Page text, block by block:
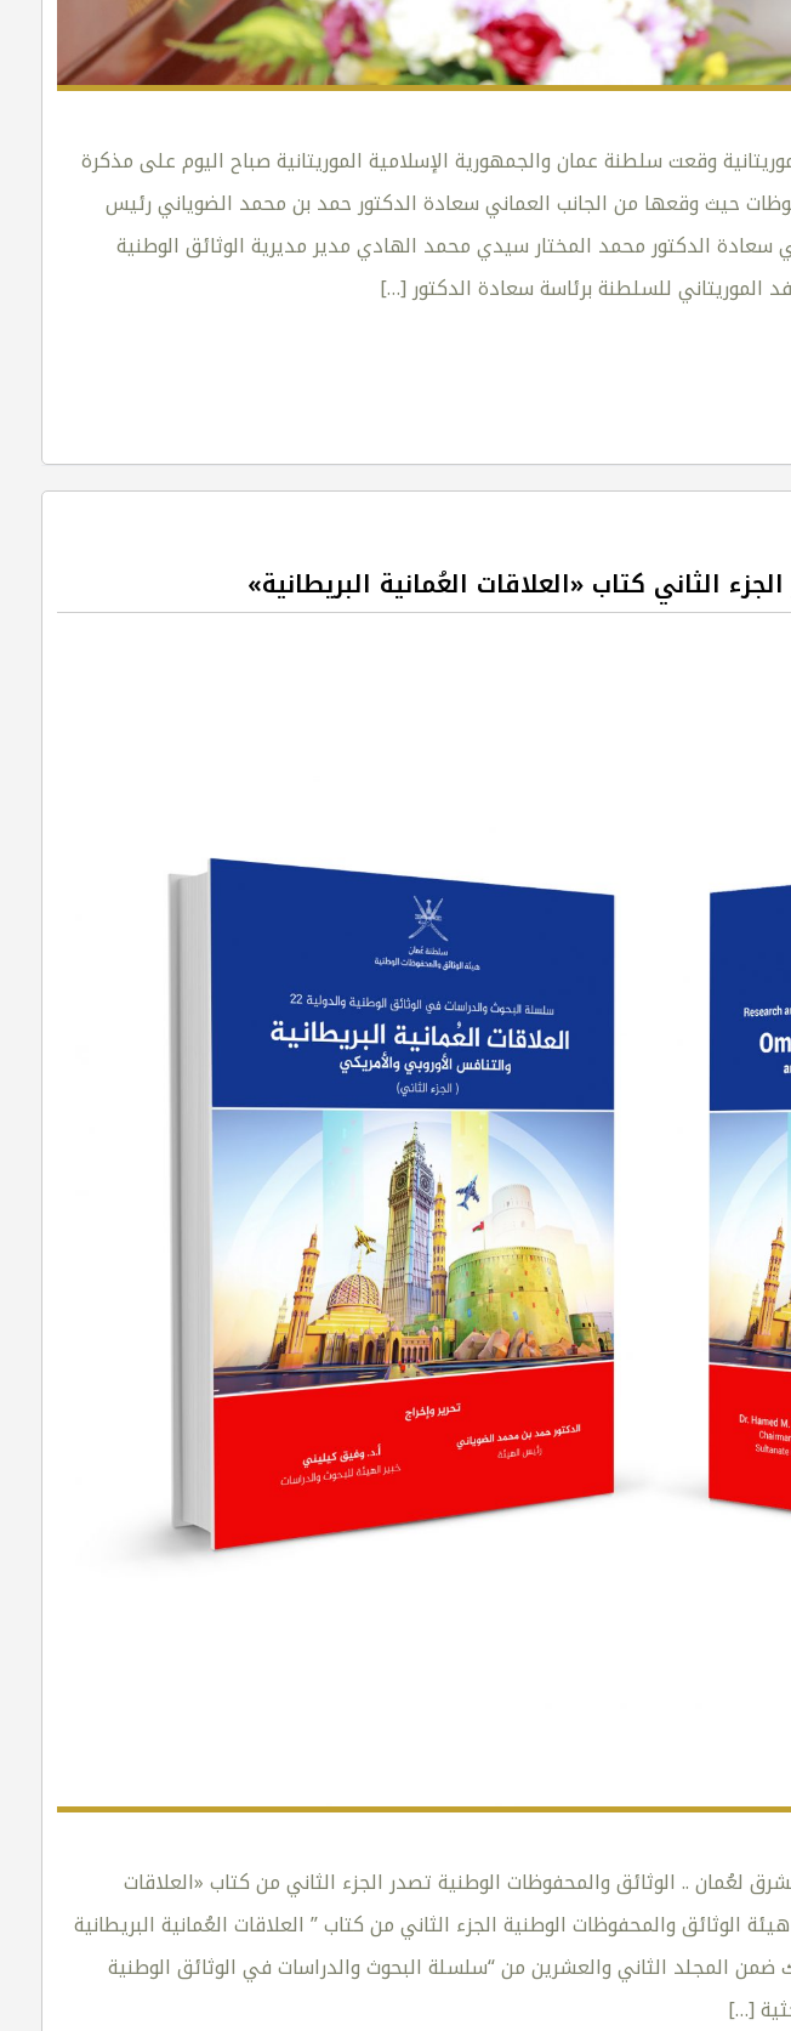
وقعت سلطنة عمان والجمهورية الإسلامية الموريتانية صباح اليوم على مذكرة
حيث وقعها من الجانب العماني سعادة الدكتور حمد بن محمد الضوياني رئيس
سعادة الدكتور محمد المختار سيدي محمد الهادي مدير مديرية الوثائق الوطنية
الموريتاني للسلطنة برئاسة سعادة الدكتور […]
الثاني كتاب «العلاقات العُمانية البريطانية»
لعُمان .. الوثائق والمحفوظات الوطنية تصدر الجزء الثاني من كتاب «العلاقات
الوثائق والمحفوظات الوطنية الجزء الثاني من كتاب ” العلاقات العُمانية البريطانية
ضمن المجلد الثاني والعشرين من “سلسلة البحوث والدراسات في الوثائق الوطنية
[…]